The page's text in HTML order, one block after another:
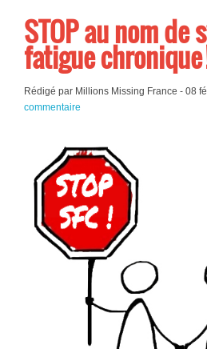
STOP au nom de
fatigue chronique
Rédigé par Millions Missing France - 08
commentaire